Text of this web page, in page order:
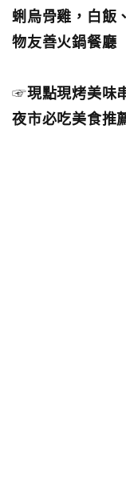
蜊烏骨雞，白飯
物友善火鍋餐廳
☞現點現烤美味
夜市必吃美食推